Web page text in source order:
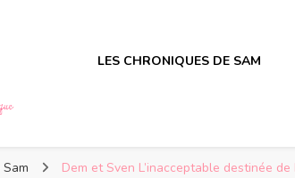
la sirène en
LES CHRONIQUES DE SAM
Dem et Sven L’inacceptable destinée